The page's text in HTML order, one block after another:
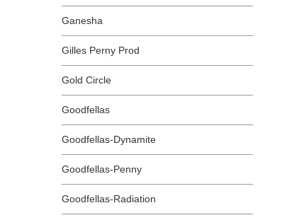
Ganesha
Gilles Perny Prod
Gold Circle
Goodfellas
Goodfellas-Dynamite
Goodfellas-Penny
Goodfellas-Radiation